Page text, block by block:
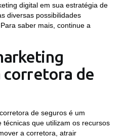
digital em sua estratégia de
diversas possibilidades
saber mais, continue a
corretora de
de seguros é um
técnicas que utilizam os recursos
a corretora, atrair